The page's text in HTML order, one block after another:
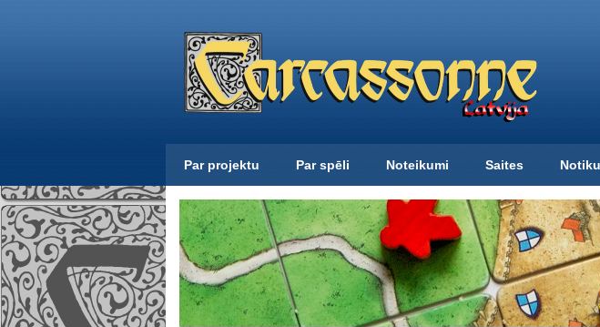
Par projektu Par spēli Noteikumi Saites